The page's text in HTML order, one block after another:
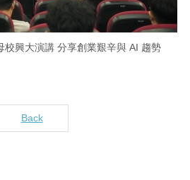
校興大演講 分享創業艱辛與 AI 趨勢
Back